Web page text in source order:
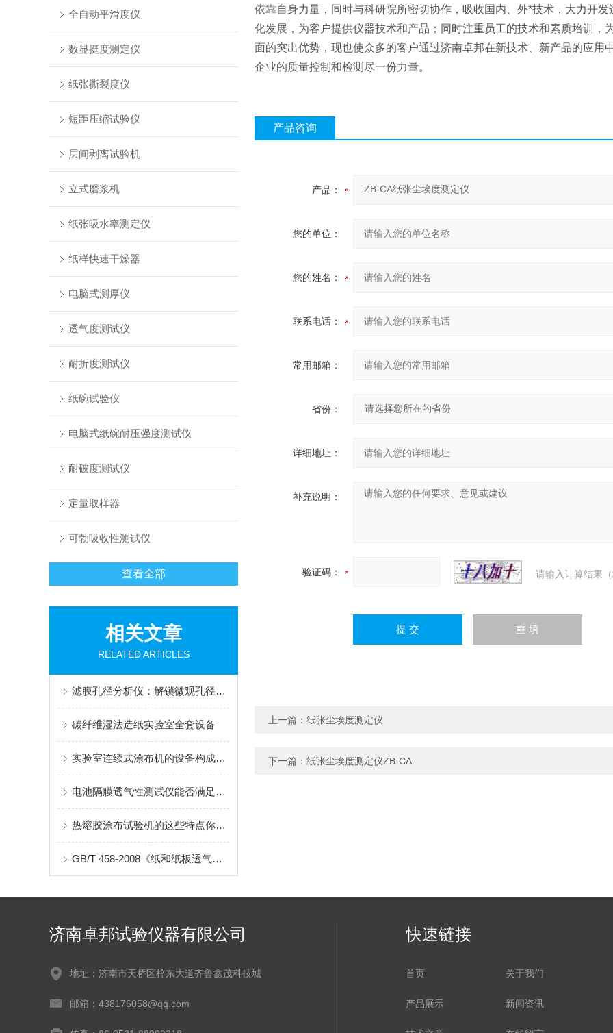
全自动平滑度仪
数显挺度测定仪
纸张撕裂度仪
短距压缩试验仪
层间剥离试验机
立式磨浆机
纸张吸水率测定仪
纸样快速干燥器
电脑式测厚仪
透气度测试仪
耐折度测试仪
纸碗试验仪
电脑式纸碗耐压强度测试仪
耐破度测试仪
定量取样器
可勃吸收性测试仪
查看全部
相关文章
RELATED ARTICLES
滤膜孔径分析仪：解锁微观孔径奥秘的操作指南
碳纤维湿法造纸实验室全套设备
实验室连续式涂布机的设备构成是怎样的？
电池隔膜透气性测试仪能否满足新能源行业的特殊要求？
热熔胶涂布试验机的这些特点你都了解吗？
GB/T 458-2008《纸和纸板透气度的测定》标准解读及AT-TQ-11测试仪应用
依靠自身力量，同时与科研院所密切协作，吸收国内、外*技术，大力开
化发展，为客户提供仪器技术和产品；同时注重员工的技术和素质培训，
面的突出优势，现也使众多的客户通过济南卓邦在新技术、新产品的应用
企业的质量控制和检测尽一份力量。
产品咨询
产品：
您的单位：
您的姓名：
联系电话：
常用邮箱：
省份：
详细地址：
补充说明：
验证码： 请输入计算结果
上一篇： 纸张尘埃度测定仪
下一篇： 纸张尘埃度测定仪ZB-CA
济南卓邦试验仪器有限公司
地址：济南市天桥区梓东大道齐鲁鑫茂科技城
邮箱：438176058@qq.com
快速链接
首页 关于我们
产品展示 新闻资讯